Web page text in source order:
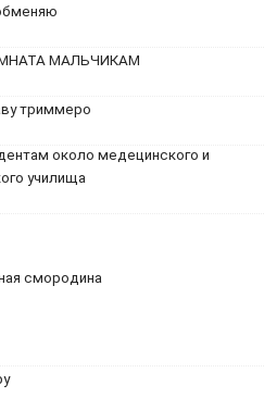
МАЛЬЧИКАМ
триммеро
около медецинского и
училища
смородина